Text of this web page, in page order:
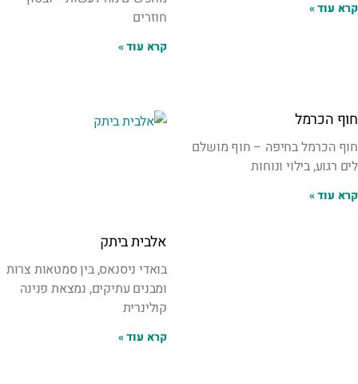
קרא עוד »
חוזרים
קרא עוד »
חוף הכרמל
חוף הכרמל בחיפה – חוף מושלם
לים רגוע, בילוי ונוחות
קרא עוד »
אלבית ביתק
בואדי ניסנאס, בין סמטאות צרות
ומבנים עתיקים, נמצאת פנינה
קולינרית
קרא עוד »